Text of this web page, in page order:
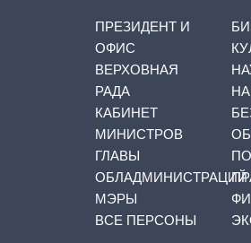
ПРЕЗИДЕНТ И
ОФИС
ВЕРХОВНАЯ
РАДА
КАБИНЕТ
МИНИСТРОВ
ГЛАВЫ
ОБЛАДМИНИСТРАЦИЙ
МЭРЫ
ВСЕ ПЕРСОНЫ